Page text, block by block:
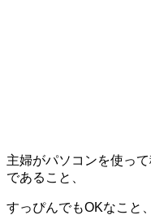
主婦がパソコンを使っ
であること、
すっぴんでもOKなこと